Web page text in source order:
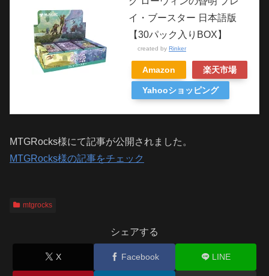
イ・ブースター 日本語版
【30パック入りBOX】
created by Rinker
Amazon 楽天市場
Yahooショッピング
MTGRocks様にて記事が公開されました。
MTGRocks様の記事をチェック
mtgrocks
シェアする
X Facebook LINE